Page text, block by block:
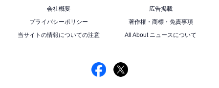
会社概要
広告掲載
プライバシーポリシー
著作権・商標・免責事項
当サイトの情報についての注意
All About ニュースについて